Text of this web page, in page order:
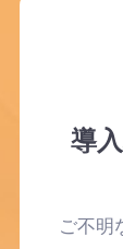
導
ご不明